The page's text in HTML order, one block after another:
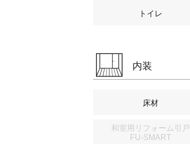
トイレ
内装
床材
和室用リフォーム引戸
FU-SMART